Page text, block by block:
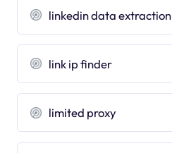
linkedin data extraction
link ip finder
limited proxy